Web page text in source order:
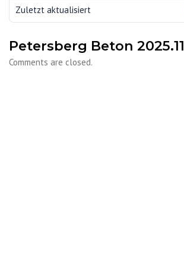
Zuletzt aktualisiert
Petersberg Beton 2025.11
Comments are closed.